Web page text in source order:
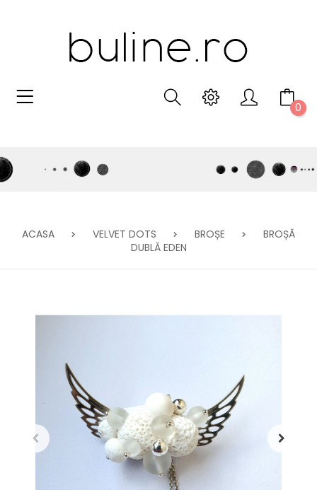
0
ACASA VELVET DOTS BROȘE
BROȘĂ
DUBLĂ EDEN